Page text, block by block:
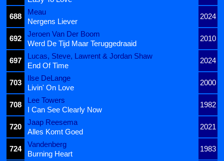
688
Meau
2024
Nergens Liever
692
Jeroen Van Der Boom
2010
Werd De Tijd Maar Teruggedraaid
697
Lucas, Steve, Lawrent & Jordan Shaw
2024
End Of Time
703
Ilse DeLange
2000
Livin' On Love
708
Lee Towers
1982
I Can See Clearly Now
720
Jaap Reesema
2021
Alles Komt Goed
724
Vandenberg
1983
Burning Heart